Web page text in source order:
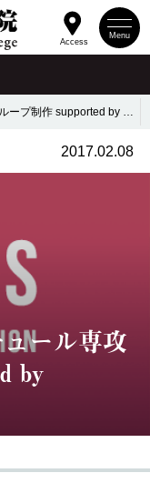
Menu
Access
服飾専攻科オートクチュール専攻グループ制作 supported by SWAROVSKI
2017.02.08
ール専攻
by